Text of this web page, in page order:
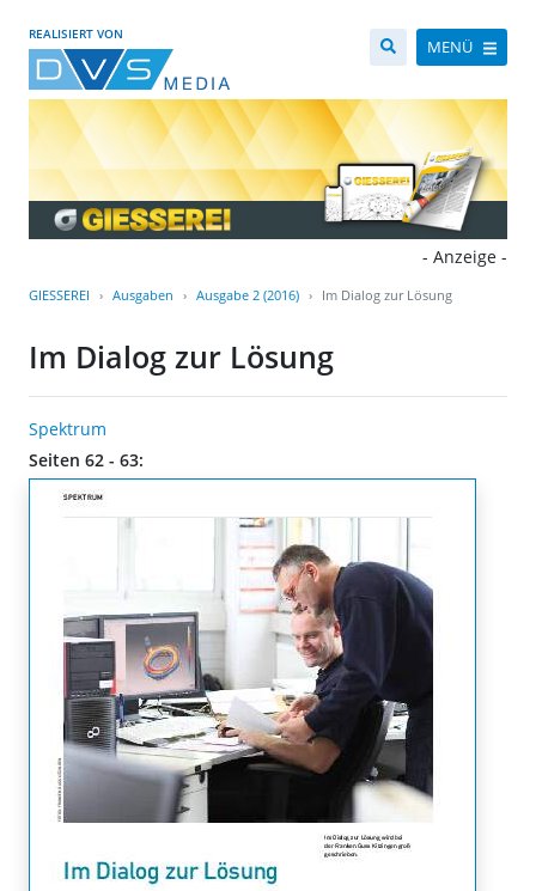
REALISIERT VON
MENÜ
- Anzeige -
GIESSEREI Ausgaben Ausgabe 2 (2016) Im Dialog zur Lösung
Im Dialog zur Lösung
Spektrum
Seiten 62 - 63: